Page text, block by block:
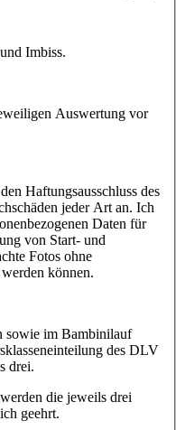
Imbiss.
Auswertung vor
Haftungsausschluss des
jeder Art an. Ich
Daten für
von Start- und
Fotos ohne
können.
sowie im Bambinilauf
des DLV
drei.
die jeweils drei
geehrt.